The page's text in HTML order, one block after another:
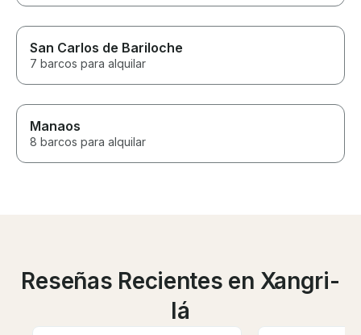
San Carlos de Bariloche
7 barcos para alquilar
Manaos
8 barcos para alquilar
Reseñas Recientes en Xangri-
lá